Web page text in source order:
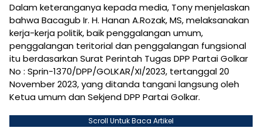
Dalam keteranganya kepada media, Tony menjelaskan
bahwa Bacagub Ir. H. Hanan A.Rozak, MS, melaksanakan
kerja-kerja politik, baik penggalangan umum,
penggalangan teritorial dan penggalangan fungsional
itu berdasarkan Surat Perintah Tugas DPP Partai Golkar
No : Sprin-1370/DPP/GOLKAR/XI/2023, tertanggal 20
November 2023, yang ditanda tangani langsung oleh
Ketua umum dan Sekjend DPP Partai Golkar.
Scroll Untuk Baca Artikel